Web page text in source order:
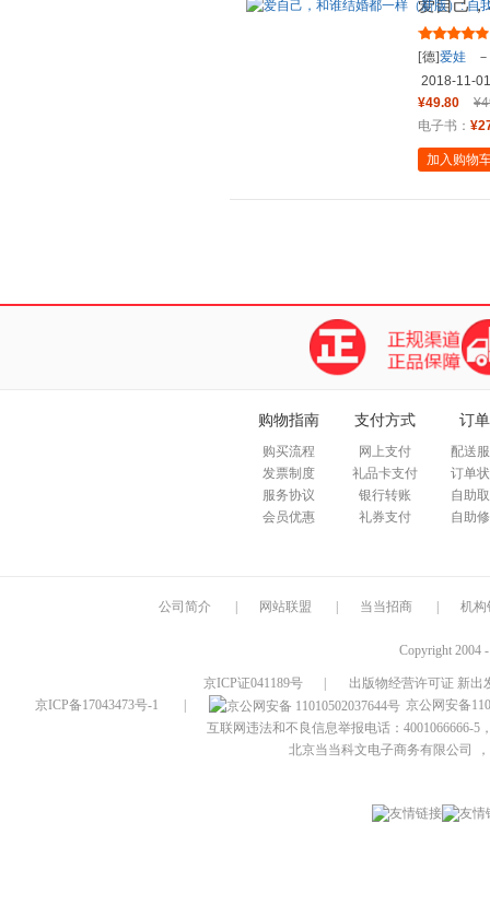
爱自己
愈的温
[德]爱娃
－
海派
出品
2018-11-01
¥49.80
电子书：
加入购物
购物指南
购买流程
发票制度
服务协议
会员优惠
支付方式
网上支付
礼品卡支付
银行转账
礼券支付
订
配送
订单
自助
自助
公司简介 网站联盟 当当招商 机构
Copyright 2004
京ICP证041189号
出版物经营许可证 新出
京ICP备17043473号-1
京公网安备
互联网违法和不良信息举报电话：4001066666-5
北京当当科文电子商务有限公司